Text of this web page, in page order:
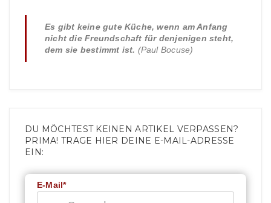
Es gibt keine gute Küche, wenn am Anfang
nicht die Freundschaft für denjenigen steht,
dem sie bestimmt ist. (Paul Bocuse)
DU MÖCHTEST KEINEN ARTIKEL VERPASSEN?
PRIMA! TRAGE HIER DEINE E-MAIL-ADRESSE
EIN:
E-Mail*